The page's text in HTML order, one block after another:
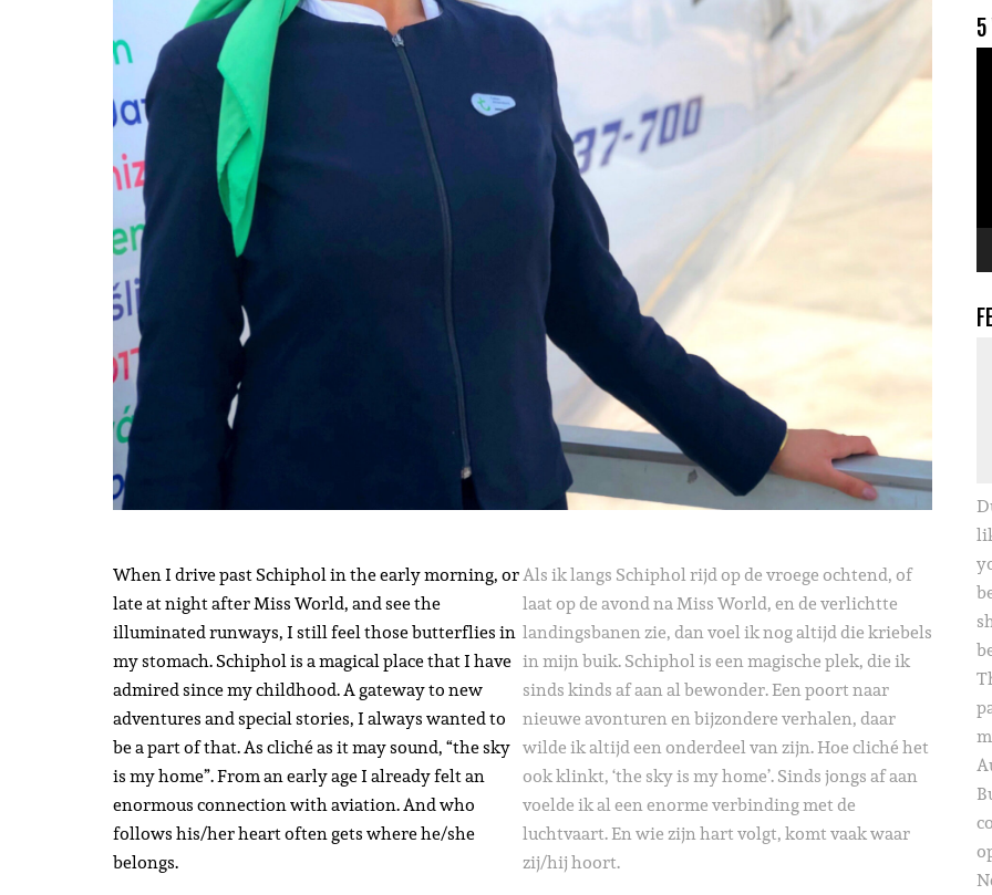
When I drive past Schiphol in the early morning, or
late at night after Miss World, and see the
illuminated runways, I still feel those butterflies in
my stomach. Schiphol is a magical place that I have
admired since my childhood. A gateway to new
adventures and special stories, I always wanted to
be a part of that. As cliché as it may sound, “the sky
is my home”. From an early age I already felt an
enormous connection with aviation. And who
follows his/her heart often gets where he/she
belongs.
Als ik langs Schiphol rijd op de vroege ochtend, of
laat op de avond na Miss World, en de verlichtte
landingsbanen zie, dan voel ik nog altijd die kriebels
in mijn buik. Schiphol is een magische plek, die ik
sinds kinds af aan al bewonder. Een poort naar
nieuwe avonturen en bijzondere verhalen, daar
wilde ik altijd een onderdeel van zijn. Hoe cliché het
ook klinkt, ‘the sky is my home’. Sinds jongs af aan
voelde ik al een enorme verbinding met de
luchtvaart. En wie zijn hart volgt, komt vaak waar
zij/hij hoort.
5